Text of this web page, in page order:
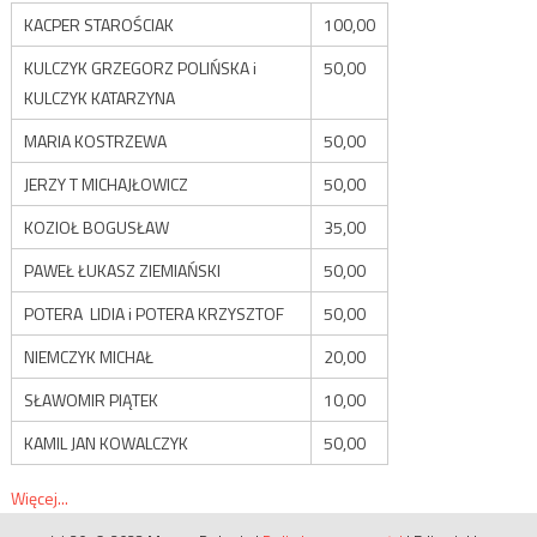
KACPER STAROŚCIAK
100,00
KULCZYK GRZEGORZ POLIŃSKA i
KULCZYK KATARZYNA
50,00
MARIA KOSTRZEWA
50,00
JERZY T MICHAJŁOWICZ
50,00
KOZIOŁ BOGUSŁAW
35,00
PAWEŁ ŁUKASZ ZIEMIAŃSKI
50,00
POTERA LIDIA i POTERA KRZYSZTOF
50,00
NIEMCZYK MICHAŁ
20,00
SŁAWOMIR PIĄTEK
10,00
KAMIL JAN KOWALCZYK
50,00
Więcej...